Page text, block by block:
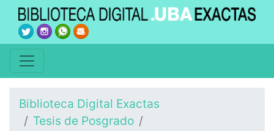
Biblioteca Digital Exactas
Tesis de Posgrado